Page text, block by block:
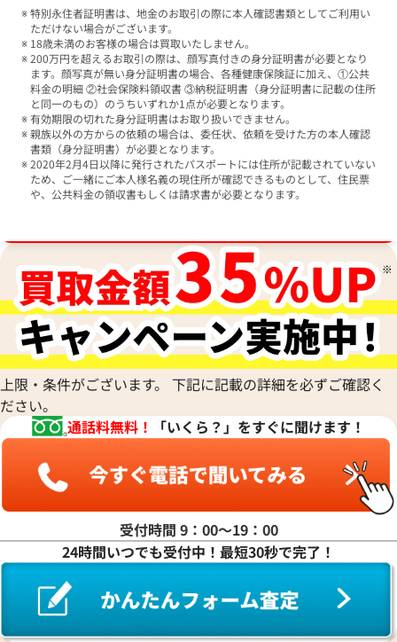
特別永住者証明書は、地金のお取引の際に本人確認書類としてご利用い
ただけない場合がございます。
18歳未満のお客様の場合は買取いたしません。
200万円を超えるお取引の際は、顔写真付きの身分証明書が必要となり
ます。顔写真が無い身分証明書の場合、各種健康保険証に加え、①公共
料金の明細 ②社会保険料領収書 ③納税証明書（身分証明書に記載の住所
と同一のもの）のうちいずれか1点が必要となります。
有効期限の切れた身分証明書はお取り扱いできません。
親族以外の方からの依頼の場合は、委任状、依頼を受けた方の本人確認
書類（身分証明書）が必要となります。
2020年2月4日以降に発行されたパスポートには住所が記載されていない
ため、ご一緒にご本人様名義の現住所が確認できるものとして、住民票
や、公共料金の領収書もしくは請求書が必要となります。
上限・条件がございます。 下記に記載の詳細を必ずご確認く
ださい。
通話料無料！
「いくら？」をすぐに聞けます！
受付時間 9：00〜19：00
24時間いつでも受付中！最短30秒で完了！